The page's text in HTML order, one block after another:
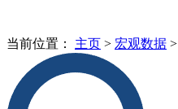
当前位置： 主页 > 宏观数据 >